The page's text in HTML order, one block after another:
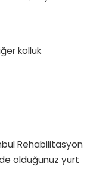
kolluk
Rehabilitasyon
olduğunuz yurt